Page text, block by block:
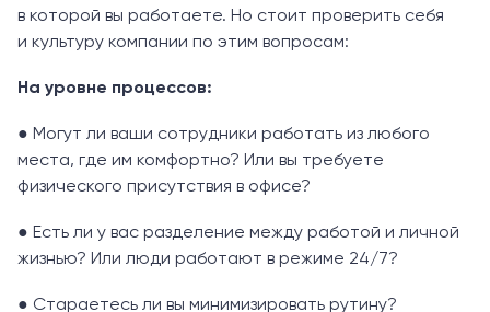
в которой вы работаете. Но стоит проверить себя
и культуру компании по этим вопросам:
На уровне процессов:
● Могут ли ваши сотрудники работать из любого
места, где им комфортно? Или вы требуете
физического присутствия в офисе?
● Есть ли у вас разделение между работой и личной
жизнью? Или люди работают в режиме 24/7?
● Стараетесь ли вы минимизировать рутину?